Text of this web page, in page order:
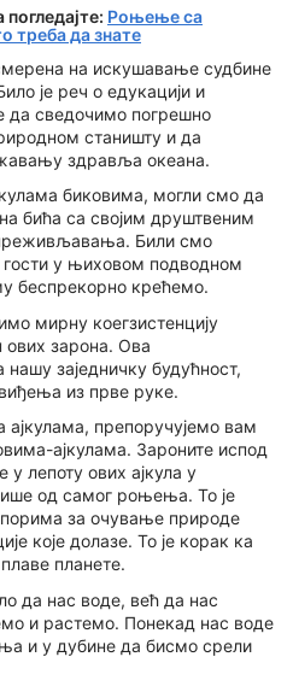
Роњење са
треба да знате
на искушавање судбине
је реч о едукацији и
да сведочимо погрешно
станишту и да
здравља океана.
биковима, могли смо да
бића са својим друштвеним
Били смо
гости у њиховом подводном
беспрекорно крећемо.
мирну коегзистенцију
ових зарона. Ова
нашу заједничку будућност,
из прве руке.
ајкулама, препоручујемо вам
ајкулама. Зароните испод
лепоту ових ајкула у
од самог роњења. То је
за очување природе
које долазе. То је корак ка
планете.
да нас воде, већ да нас
и растемо. Понекад нас воде
и у дубине да бисмо срели